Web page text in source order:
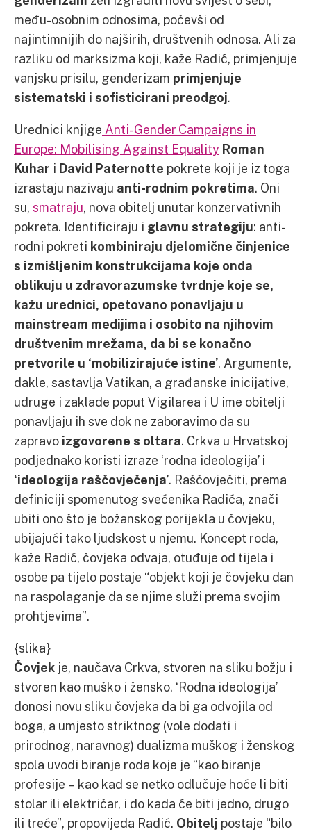
među-osobnim odnosima, počevši od
najintimnijih do najširih, društvenih odnosa. Ali za
razliku od marksizma koji, kaže Radić, primjenjuje
vanjsku prisilu, genderizam primjenjuje
sistematski i sofisticirani preodgoj.
Urednici knjige Anti-Gender Campaigns in
Europe: Mobilising Against Equality Roman
Kuhar i David Paternotte pokrete koji je iz toga
izrastaju nazivaju anti-rodnim pokretima. Oni
su, smatraju, nova obitelj unutar konzervativnih
pokreta. Identificiraju i glavnu strategiju: anti-
rodni pokreti kombiniraju djelomične činjenice
s izmišljenim konstrukcijama koje onda
oblikuju u zdravorazumske tvrdnje koje se,
kažu urednici, opetovano ponavljaju u
mainstream medijima i osobito na njihovim
društvenim mrežama, da bi se konačno
pretvorile u ‘mobilizirajuće istine’. Argumente,
dakle, sastavlja Vatikan, a građanske inicijative,
udruge i zaklade poput Vigilarea i U ime obitelji
ponavljaju ih sve dok ne zaboravimo da su
zapravo izgovorene s oltara. Crkva u Hrvatskoj
podjednako koristi izraze ‘rodna ideologija’ i
‘ideologija raščovječenja’. Raščovječiti, prema
definiciji spomenutog svećenika Radića, znači
ubiti ono što je božanskog porijekla u čovjeku,
ubijajući tako ljudskost u njemu. Koncept roda,
kaže Radić, čovjeka odvaja, otuđuje od tijela i
osobe pa tijelo postaje “objekt koji je čovjeku dan
na raspolaganje da se njime služi prema svojim
prohtjevima”.
{slika}
Čovjek je, naučava Crkva, stvoren na sliku božju i
stvoren kao muško i žensko. ‘Rodna ideologija’
donosi novu sliku čovjeka da bi ga odvojila od
boga, a umjesto striktnog (vole dodati i
prirodnog, naravnog) dualizma muškog i ženskog
spola uvodi biranje roda koje je “kao biranje
profesije – kao kad se netko odlučuje hoće li biti
stolar ili električar, i do kada će biti jedno, drugo
ili treće”, propovijeda Radić. Obitelj postaje “bilo